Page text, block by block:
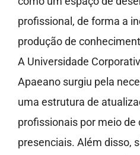
profissional, de forma a
produção de
A Universidade
Apaeano surgiu pela
uma estrutura de
profissionais por meio de
presenciais. Além disso,